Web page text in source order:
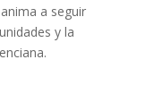
a seguir
y la